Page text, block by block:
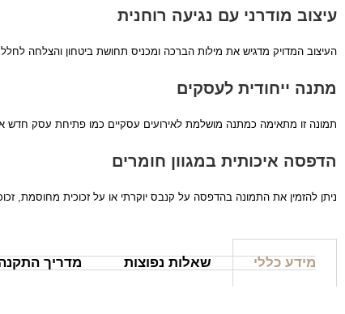
עיצוב מודרני עם נגיעה רוחנית
העיצוב המדויק מדגיש את מילות הברכה ומכניס תחושת ביטחון והצלחה
מתנה ייחודית לעסקים
תמונה זו מתאימה כמתנה מושלמת לאירועים עסקיים כמו פתיחת עסק חדש
הדפסה איכותית במגוון חומרים
ניתן להזמין את התמונה בהדפסה על קנבס יוקרתי או על זכוכית מחוסמת,
מידע כללי שאלות נפוצות מדריך